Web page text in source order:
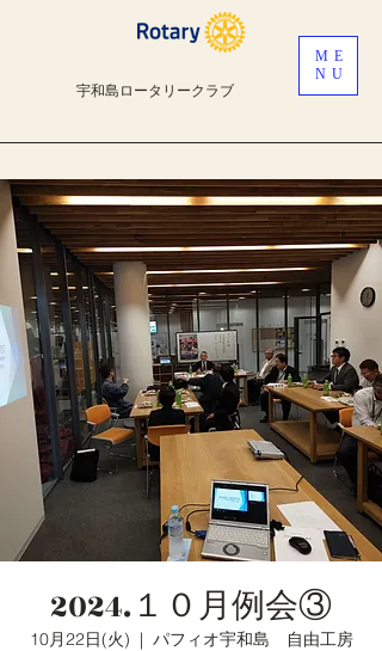
宇和島ロータリークラブ
ME
NU
2024.１０月例会③
10月22日(火)
  |
パフィオ宇和島 自由工房